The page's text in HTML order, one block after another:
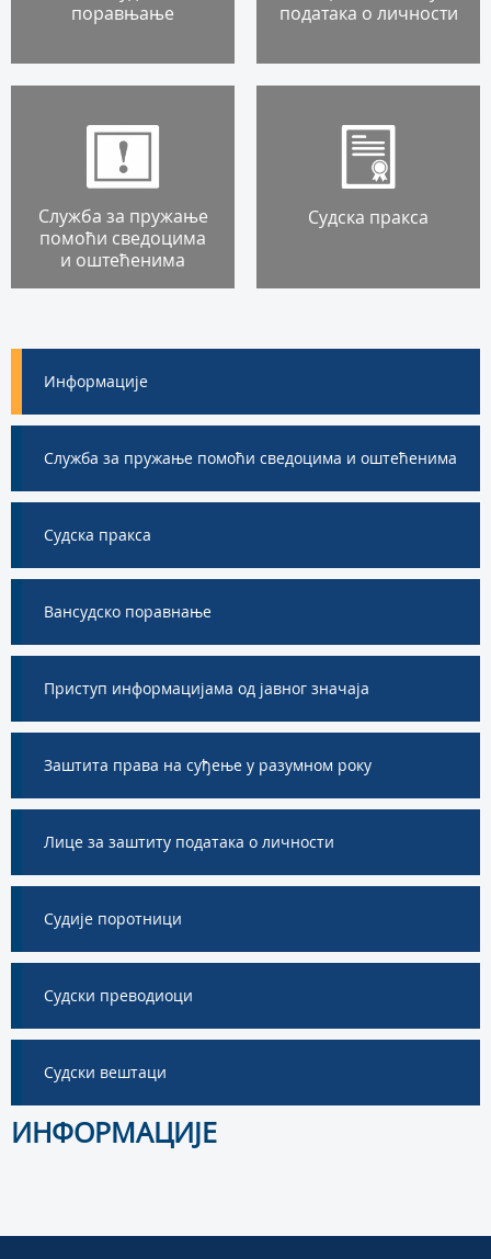
поравњање
података о личности
Служба за пружање
помоћи сведоцима
и оштећенима
Судска пракса
Информације
Служба за пружање помоћи сведоцима и оштећенима
Судска пракса
Вансудско поравнање
Приступ информацијама од јавног значаја
Заштита права на суђење у разумном року
Лице за заштиту података о личности
Судије поротници
Судски преводиоци
Судски вештаци
ИНФОРМАЦИЈЕ